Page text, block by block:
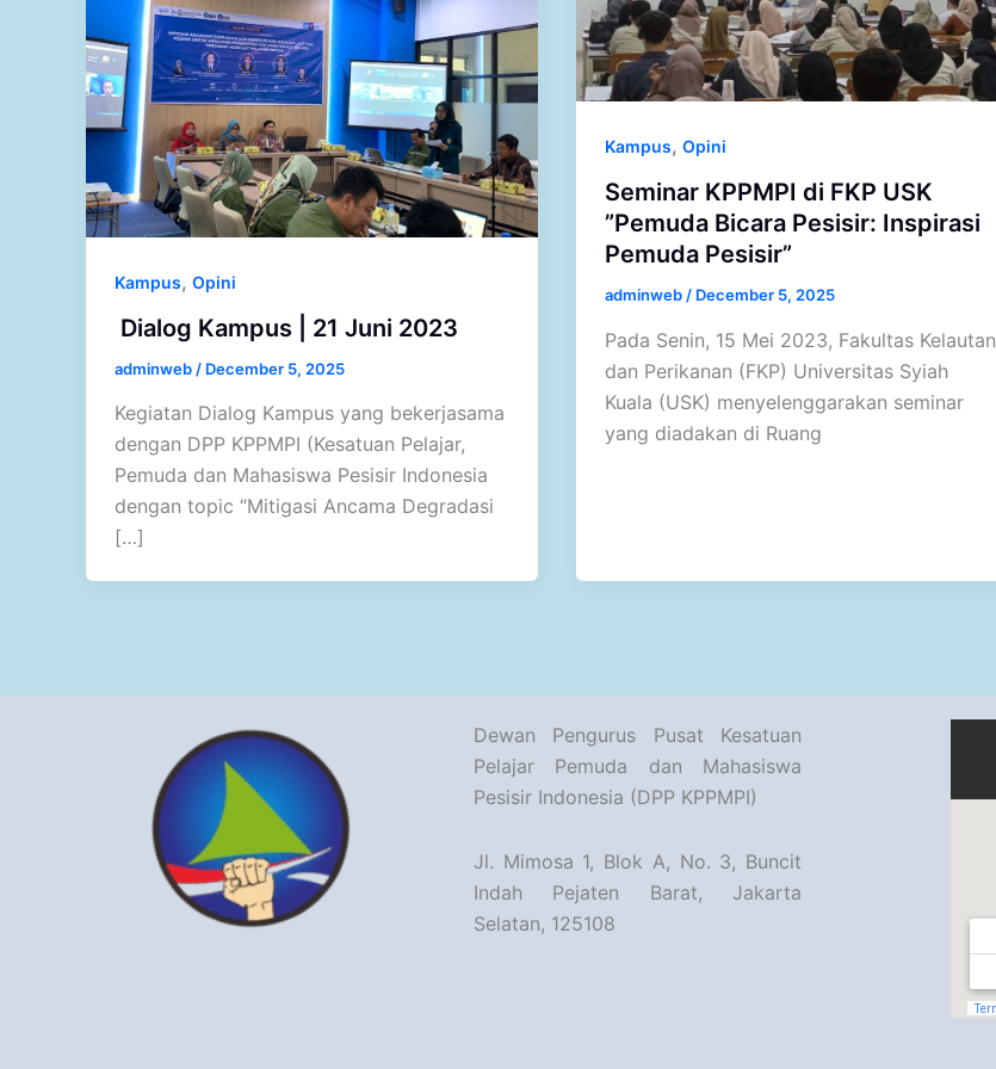
Kampus, Opini
Dialog Kampus | 21 Juni 2023
adminweb / December 5, 2025
Kegiatan Dialog Kampus yang bekerjasama
dengan DPP KPPMPI (Kesatuan Pelajar,
Pemuda dan Mahasiswa Pesisir Indonesia
dengan topic “Mitigasi Ancama Degradasi
[…]
Kampus, Opini
Seminar KPPMPI di FKP USK
”Pemuda Bicara Pesisir: Inspirasi
Pemuda Pesisir”
adminweb/ December 5, 2025
Pada Senin, 15 Mei 2023, Fakultas Kelautan
dan Perikanan (FKP) Universitas Syiah
Kuala (USK) menyelenggarakan seminar
yang diadakan di Ruang
Dewan Pengurus Pusat Kesatuan
Pelajar Pemuda dan Mahasiswa
Pesisir Indonesia (DPP KPPMPI)
Jl. Mimosa 1, Blok A, No. 3, Buncit
Indah Pejaten Barat, Jakarta
Selatan, 125108